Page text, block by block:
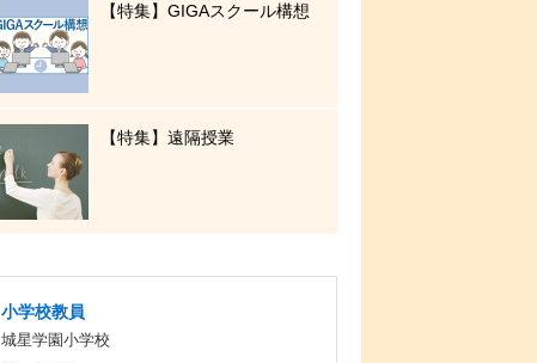
【特集】GIGAスクール構想
【特集】遠隔授業
小学校教員
城星学園小学校